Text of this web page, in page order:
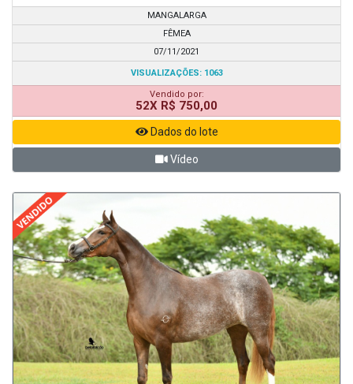
MANGALARGA
FÊMEA
07/11/2021
VISUALIZAÇÕES: 1063
Vendido por:
52X R$ 750,00
Dados do lote
Vídeo